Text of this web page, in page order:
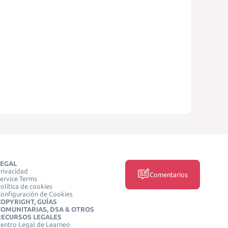
Terms
de cookies
de Cookies
GUÍAS
DSA & OTROS
LEGALES
Legal de Learneo
Comentarios